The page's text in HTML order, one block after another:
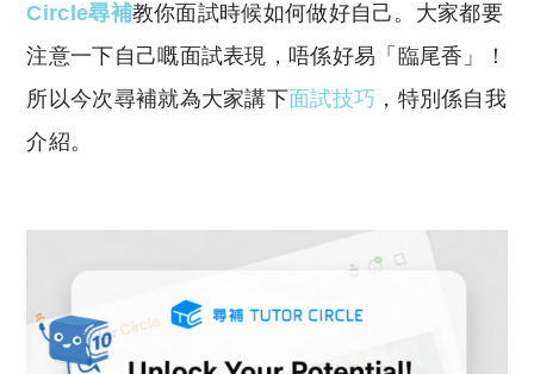
Circle尋補教你面試時候如何做好自己。大家都要
注意一下自己嘅面試表現，唔係好易「臨尾香」！
所以今次尋補就為大家講下面試技巧 ，特別係自我
介紹。